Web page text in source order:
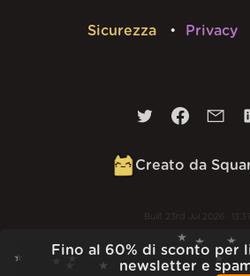
Fino al 60% di sconto per
newsletter e
Sicurezza Privacy
Creato da
Built 23rd Jul 2026 · 13:37
1.55.1